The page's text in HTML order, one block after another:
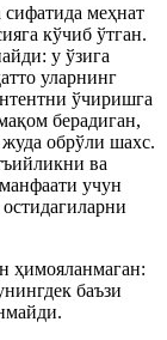
меҳнат
кўчиб ўтган.
у ўзига
уларнинг
ўчиришга
берадиган,
обрўли шахс.
ва
учун
ҳимояланмаган:
баъзи